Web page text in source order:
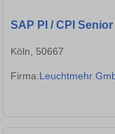
SAP PI / CPI
Köln, 50667
Firma:Leuchtmehr